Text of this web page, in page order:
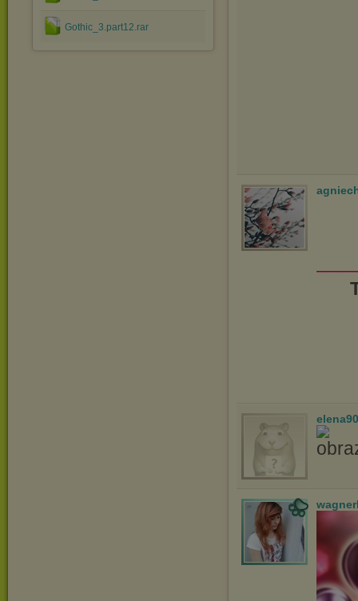
Gothic_3.part12.rar
elena90